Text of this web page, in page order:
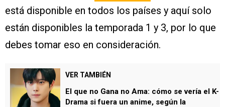
está disponible en todos los países y aquí solo
están disponibles la temporada 1 y 3, por lo que
debes tomar eso en consideración.
VER TAMBIÉN
El que no Gana no Ama: cómo se vería el K-
Drama si fuera un anime, según la